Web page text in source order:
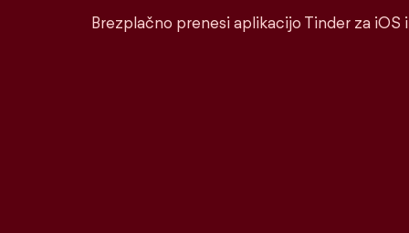
Brezplačno prenesi aplikacijo Tinder za iOS